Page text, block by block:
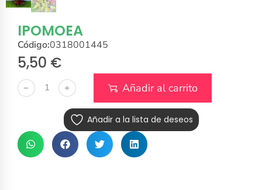
IPOMOEA
Código:0318001445
5,50 €
﹣ ﹢ Añadir al carrito
Añadir a la lista de deseos